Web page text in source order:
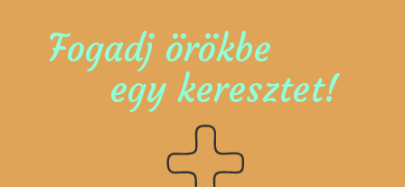
Fogadj örökbe
egy keresztet!